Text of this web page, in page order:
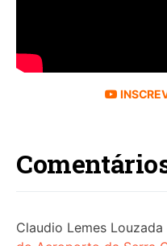
Claudio Lemes Louzada